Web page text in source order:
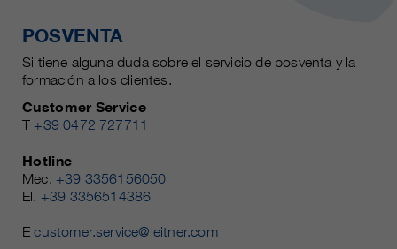
POSVENTA
Si tiene alguna duda sobre el servicio de posventa y la
formación a los clientes.
Customer Service
T +39 0472 727711
Hotline
Mec. +39 3356156050
El. +39 3356514386
Ecustomer.service@leitner.com